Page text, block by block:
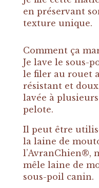
en préservant
texture unique.
Comment ça
Je lave le sous-
le filer au rouet
résistant et
lavée à
pelote.
Il peut être
la laine de
l’AvranChien®,
mêle laine de
sous-poil canin.